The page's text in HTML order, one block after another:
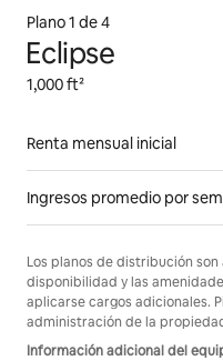
Plano 1 de 4
Eclipse
1,000 ft²
Renta mensual inicial
Ingresos promedio por
Los planos de distribución
disponibilidad y las
aplicarse cargos adicionales.
administración de la
Información adicional del